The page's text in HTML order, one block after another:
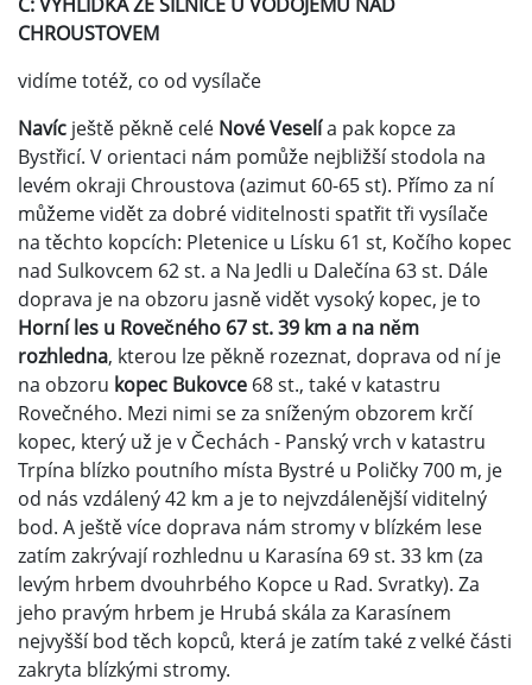
CHROUSTOVEM
vidíme totéž, co od vysílače
Navíc ještě pěkně celé Nové Veselía pak kopce za
Bystřicí. V orientaci nám pomůže nejbližší stodola na
levém okraji Chroustova (azimut 60-65 st). Přímo za ní
můžeme vidět za dobré viditelnosti spatřit tři vysílače
na těchto kopcích: Pletenice u Lísku 61 st, Kočího kopec
nad Sulkovcem 62 st. a Na Jedli u Dalečína 63 st. Dále
doprava je na obzoru jasně vidět vysoký kopec, je to
Horní les u Rovečného 67 st. 39 km a na něm
rozhledna, kterou lze pěkně rozeznat, doprava od ní je
na obzoru kopec Bukovce 68 st., také v katastru
Rovečného. Mezi nimi se za sníženým obzorem krčí
kopec, který už je v Čechách - Panský vrch v katastru
Trpína blízko poutního místa Bystré u Poličky 700 m, je
od nás vzdálený 42 km a je to nejvzdálenější viditelný
bod. A ještě více doprava nám stromy v blízkém lese
zatím zakrývají rozhlednu u Karasína 69 st. 33 km (za
levým hrbem dvouhrbého Kopce u Rad. Svratky). Za
jeho pravým hrbem je Hrubá skála za Karasínem
nejvyšší bod těch kopců, která je zatím také z velké části
zakryta blízkými stromy.